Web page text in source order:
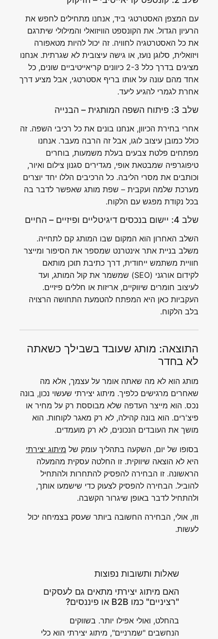
עם המצפן האסטרטגי ביד, אנחנו מתחילים לחפש את
הרעיון הגדול. את הקונספט הוויזואלי והמילולי שיתרגם
את כל האסטרטגיה לחוויה. זה יכול להיות מטאפורה
ויזואלית, סלוגן נועז, או גישה עיצובית לא שגרתית. אנחנו
מציגים בדרך כלל 2-3 כיוונים קריאייטיביים שונים, כל
אחד מהם עונה על אותו בריף אסטרטגי, אבל מציע דרך
אחרת לגמרי להגיע ליעד.
שלב 3: פיתוח השפה המותגית – הבנייה
אחרי בחירת הכיוון, אנחנו בונים את כל רכיבי השפה. זה
כולל כמובן עיצוב לוגו, אבל זה הרבה מעבר. אנחנו
מפתחים פלטת צבעים בעלת משמעות, בוחרים
טיפוגרפיה שמבטאת אופי, מגדירים סגנון צילום ואיור,
וכותבים את מסרי הליבה. כל הרכיבים הללו יחד יוצרים
מערכת שלמה ועקבית – שפת מותג שאפשר לדבר בה
בכל נקודת מפגש עם הלקוח.
שלב 4: יישום בנכסים דיגיטליים ופיזיים – החיים
השלב האחרון הוא המקום שבו המותג קם לתחייה.
משלב בניית אתר אינטרנט שמספר את הסיפור ומייצר
חוויית משתמש ייחודית, דרך כתיבת תוכן מותאם
לקידום אורגני (SEO) שמשמר את קול המותג, ועד
לעיצוב חומרים שיווקיים, אריזות או חללים פיזיים.
העקביות כאן היא המפתח להטמעת התחושה הרצויה
בלב הלקוח.
התוצאה: מותג שעובד בשבילך כשאתה
לא בחדר
מותג הוא לא מה שאתה אומר על עצמך, אלא מה
שאחרים מרגישים כלפיך. מיתוג יצירתי שעשוי נכון, בונה
נכס. הוא מייצר העדפה שלא מבוססת רק על מחיר או
פיצ'רים. הוא בונה קהילה, לא רק מאגר לקוחות. הוא
מושך את העובדים הנכונים, לא רק מועמדים.
בסופו של יום, השקעה בתהליך עומק של מיתוג יצירתי
היא לא הוצאה שיווקית. זו החלטה עסקית מהמעלה
הראשונה. זו הבחירה להפסיק להתחרות ולהתחיל
להוביל. הבחירה להפסיק לצעוק כדי שישמעו אותך,
ולהתחיל לדבר באופן שיגרור הקשבה.
וזו, אולי, הבחירה החשובה ביותר שעסק בצמיחה יכול
לעשות.
שאלות ותשובות נפוצות
האם מיתוג יצירתי מתאים גם לעסקים
"רציניים" כמו B2B או פיננסים?
בהחלט, ואולי אפילו יותר. בשווקים
הנחשבים "שמרניים", מיתוג יצירתי הוא כלי